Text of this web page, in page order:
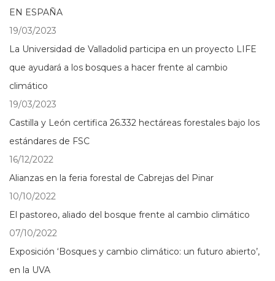
EN ESPAÑA
19/03/2023
La Universidad de Valladolid participa en un proyecto LIFE
que ayudará a los bosques a hacer frente al cambio
climático
19/03/2023
Castilla y León certifica 26.332 hectáreas forestales bajo los
estándares de FSC
16/12/2022
Alianzas en la feria forestal de Cabrejas del Pinar
10/10/2022
El pastoreo, aliado del bosque frente al cambio climático
07/10/2022
Exposición ‘Bosques y cambio climático: un futuro abierto’,
en la UVA